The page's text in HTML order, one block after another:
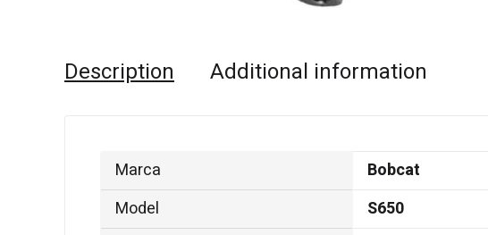
Description Additional information
Marca
Bobcat
Model
S650